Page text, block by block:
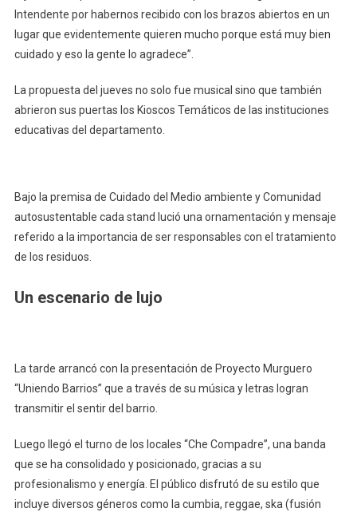
Intendente por habernos recibido con los brazos abiertos en un
lugar que evidentemente quieren mucho porque está muy bien
cuidado y eso la gente lo agradece”.
La propuesta del jueves no solo fue musical sino que también
abrieron sus puertas los Kioscos Temáticos de las instituciones
educativas del departamento.
Bajo la premisa de Cuidado del Medio ambiente y Comunidad
autosustentable cada stand lució una ornamentación y mensaje
referido a la importancia de ser responsables con el tratamiento
de los residuos.
Un escenario de lujo
La tarde arrancó con la presentación de Proyecto Murguero
“Uniendo Barrios” que a través de su música y letras logran
transmitir el sentir del barrio.
Luego llegó el turno de los locales “Che Compadre”, una banda
que se ha consolidado y posicionado, gracias a su
profesionalismo y energía. El público disfrutó de su estilo que
incluye diversos géneros como la cumbia, reggae, ska (fusión